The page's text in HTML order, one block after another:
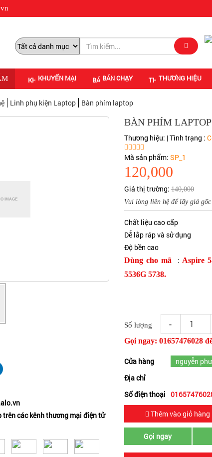
KHUYẾN MẠI BÁN CHẠY THƯƠNG HIỆU
Linh phụ kiện Laptop Bàn phím laptop
các kênh thương mại điện tử
BÀN PHÍM
Thương hiệu: | Tình trạng :
Mã sản phẩm: SP_1
120,000
Giá thị trường:140,000
Vui lòng liên hệ để lấy giá
Chất liệu cao cấp
Dễ lắp ráp và sử dụng
Độ bền cao
Dùng cho mã :Aspire
5536G 5738.
Số lượng -
Gọi ngay: 01657476028
Cửa hàng
nguyễn
Địa chỉ
Số điện thoại
Thêm vào giỏ hàng
Gọi ngay